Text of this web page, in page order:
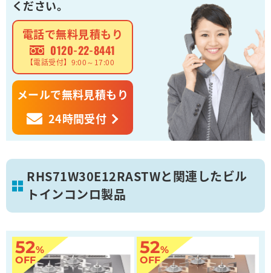
ください。
電話で無料見積もり
0120-22-8441
【電話受付】9:00～17:00
メールで無料見積もり
24時間受付
RHS71W30E12RASTWと関連したビル
トインコンロ製品
52%
OFF
52%
OFF